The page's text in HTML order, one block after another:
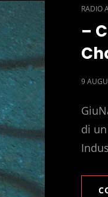
CAT
LINKS
RADIO
–
9
di